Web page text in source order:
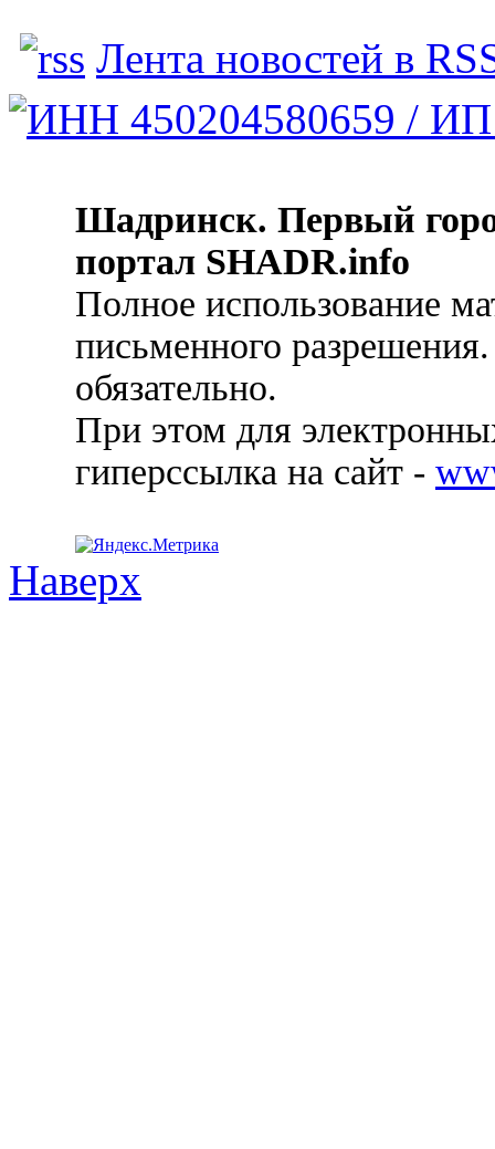
Лента новостей в
Шадринск. Первый
портал SHADR.info
Полное использование
письменного
обязательно.
При этом для
гиперссылка на сайт -
Наверх